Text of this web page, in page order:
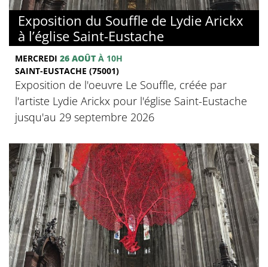
Exposition du Souffle de Lydie Arickx
à l’église Saint-Eustache
MERCREDI 26 AOÛT À 10H
SAINT-EUSTACHE (75001)
Exposition de l'oeuvre Le Souffle, créée par
l'artiste Lydie Arickx pour l'église Saint-Eustache
jusqu'au 29 septembre 2026